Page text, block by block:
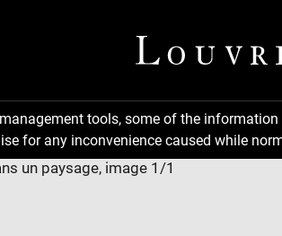
tools, some of the
for any inconvenience caused while